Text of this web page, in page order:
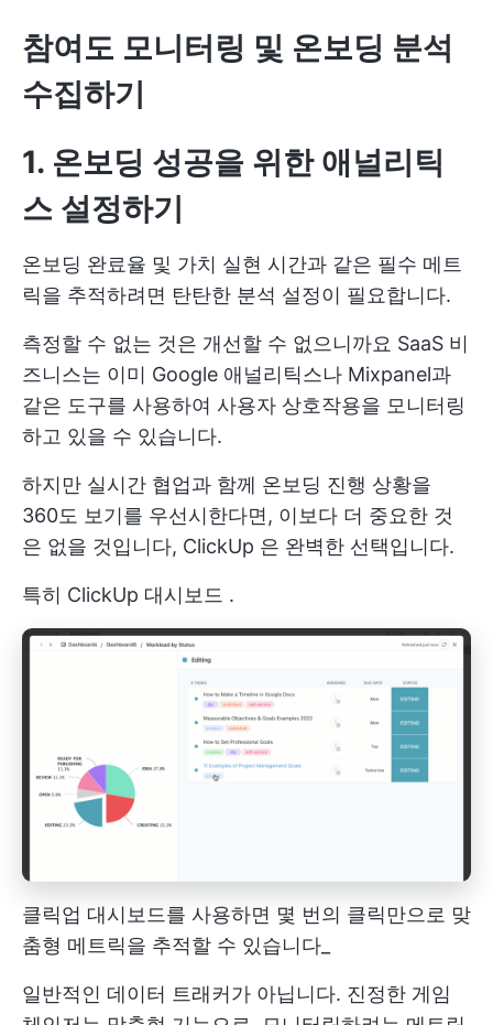
참여도 모니터링 및 온보딩 분석
수집하기
1. 온보딩 성공을 위한 애널리틱
스 설정하기
온보딩 완료율 및 가치 실현 시간과 같은 필수 메트
릭을 추적하려면 탄탄한 분석 설정이 필요합니다.
측정할 수 없는 것은 개선할 수 없으니까요 SaaS 비
즈니스는 이미 Google 애널리틱스나 Mixpanel과
같은 도구를 사용하여 사용자 상호작용을 모니터링
하고 있을 수 있습니다.
하지만 실시간 협업과 함께 온보딩 진행 상황을
360도 보기를 우선시한다면, 이보다 더 중요한 것
은 없을 것입니다, ClickUp 은 완벽한 선택입니다.
특히 ClickUp 대시보드 .
클릭업 대시보드를 사용하면 몇 번의 클릭만으로 맞
춤형 메트릭을 추적할 수 있습니다_
일반적인 데이터 트래커가 아닙니다. 진정한 게임